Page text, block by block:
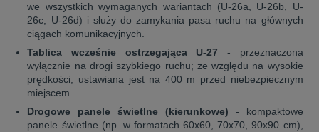
we wszystkich wymaganych wariantach (U-26a, U-26b, U-
26c, U-26d) i służy do zamykania pasa ruchu na głównych
ciągach komunikacyjnych.
Tablica wcześnie ostrzegająca U-27 - przeznaczona
wyłącznie na drogi szybkiego ruchu; ze względu na wysokie
prędkości, ustawiana jest na 400 m przed niebezpiecznym
miejscem.
Drogowe panele świetlne (kierunkowe) - kompaktowe
panele świetlne (np. w formatach 60x60, 70x70, 90x90 cm),